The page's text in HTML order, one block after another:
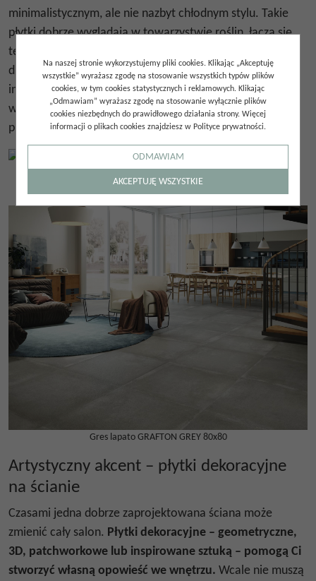
minimalistycznym, ale nie nazbyt chłodnym stylu. Takie
płytki dobrze wyglądają w towarzystwie roślin, łączą się
też wizualnie z miękkimi tkaninami czy meblami z litego
drewna. Można też pokusić się o sufit w stylu
industrialnym albo o przeszklone ściany. O prawdziwym
wyczuciu będzie świadczyć połączenie swobody z
przemyślanymi detalami.
Gres INVISIBLE ICE NATURALE 60x120
Gres lapato GRAFTON GREY 80x80
Artystyczny akcent – płytki dekoracyjne
na ścianie
Czasami jedna dobrze zaprojektowana ściana może
zmienić cały salon. Płytki dekoracyjne – geometryczne,
3D, patchworkowe lub inspirowane sztuką – pomogą Ci
stworzyć własną opowieść we wnętrzu. Wcale nie muszą
Na naszej stronie wykorzystujemy pliki cookies. Klikając „Akceptuję
wszystkie” wyrażasz zgodę na stosowanie wszystkich typów plików
cookies, w tym cookies statystycznych i reklamowych. Klikając
„Odmawiam” wyrażasz zgodę na stosowanie wyłącznie plików
cookies niezbędnych do prawidłowego działania strony. Więcej
informacji o plikach cookies znajdziesz w Polityce prywatności.
ODMAWIAM
AKCEPTUJĘ WSZYSTKIE